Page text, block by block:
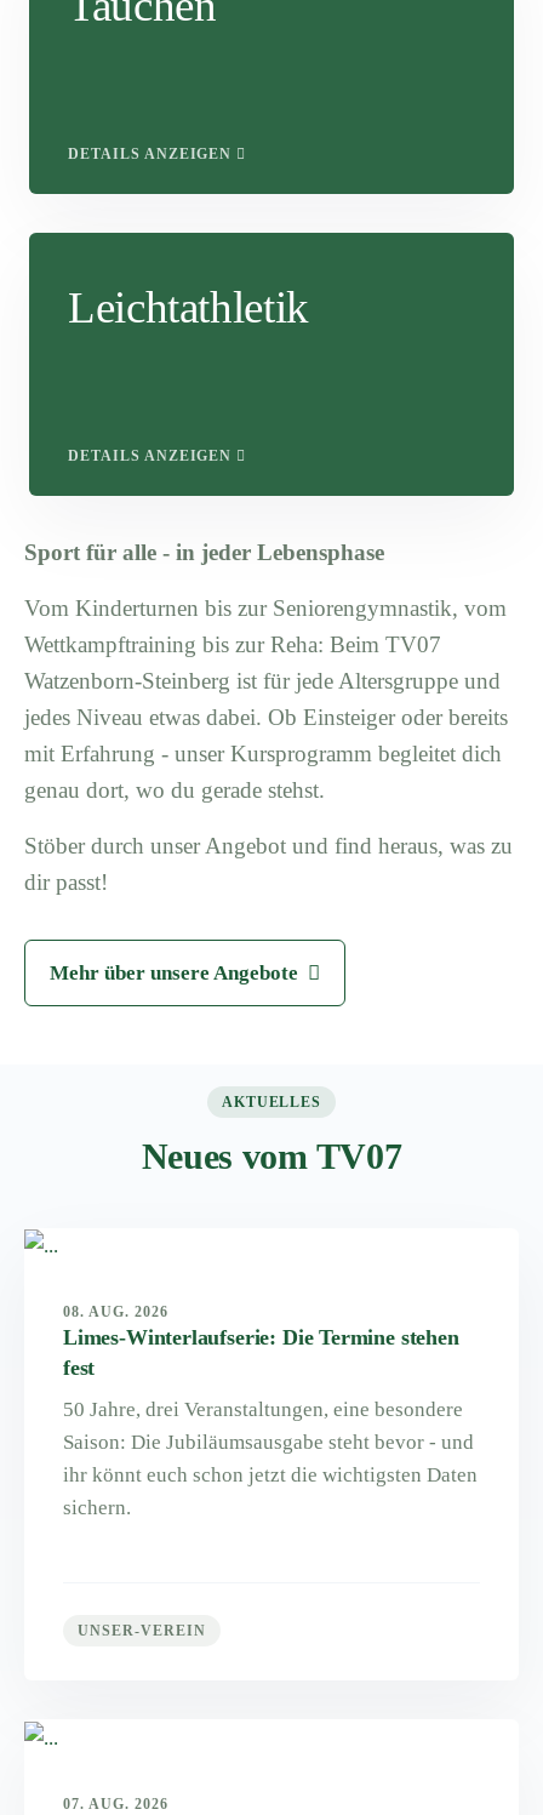
DETAILS ANZEIGEN
Leichtathletik
DETAILS ANZEIGEN
Sport für alle - in jeder Lebensphase
Vom Kinderturnen bis zur Seniorengymnastik, vom
Wettkampftraining bis zur Reha: Beim TV07
Watzenborn-Steinberg ist für jede Altersgruppe und
jedes Niveau etwas dabei. Ob Einsteiger oder bereits
mit Erfahrung - unser Kursprogramm begleitet dich
genau dort, wo du gerade stehst.
Stöber durch unser Angebot und find heraus, was zu
dir passt!
Mehr über unsere Angebote
AKTUELLES
Neues vom TV07
08. AUG. 2026
Limes-Winterlaufserie: Die Termine stehen
fest
50 Jahre, drei Veranstaltungen, eine besondere
Saison: Die Jubiläumsausgabe steht bevor - und
ihr könnt euch schon jetzt die wichtigsten Daten
sichern.
UNSER-VEREIN
07. AUG. 2026